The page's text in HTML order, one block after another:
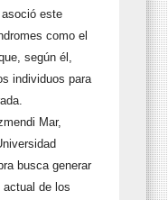
este
como el
según él,
individuos para
Mar,
busca generar
de los